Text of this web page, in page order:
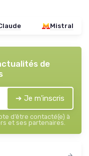
Mistral
de
➔ Je m'inscris
d’être contacté(e) à
et ses partenaires.